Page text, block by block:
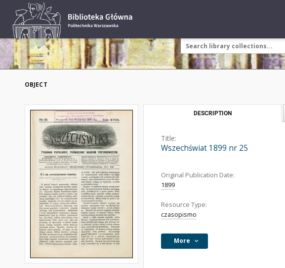
OBJECT
DESCRIPTION
Title:
Wszechświat 1899 nr 25
Original Publication Date:
1899
Resource Type:
czasopismo
More